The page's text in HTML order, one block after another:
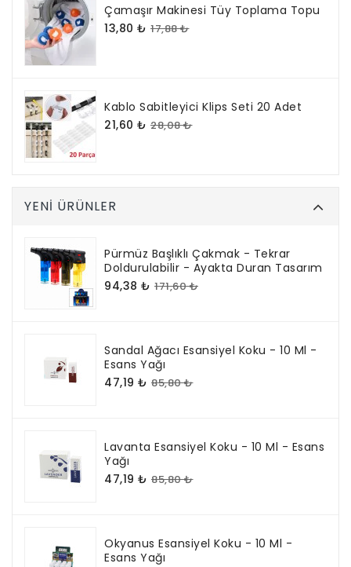
Çamaşır Makinesi Tüy Toplama Topu
13,80 ₺ 17,88 ₺
Kablo Sabitleyici Klips Seti 20 Adet
21,60 ₺ 28,08 ₺
YENI ÜRÜNLER
Pürmüz Başlıklı Çakmak - Tekrar
Doldurulabilir - Ayakta Duran Tasarım
94,38 ₺ 171,60 ₺
Sandal Ağacı Esansiyel Koku - 10 Ml -
Esans Yağı
47,19 ₺ 85,80 ₺
Lavanta Esansiyel Koku - 10 Ml - Esans
Yağı
47,19 ₺ 85,80 ₺
Okyanus Esansiyel Koku - 10 Ml -
Esans Yağı